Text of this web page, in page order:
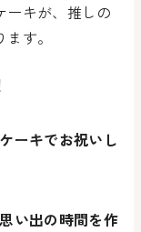
ーキが、推しの
す。
ーキでお祝いし
い出の時間を作